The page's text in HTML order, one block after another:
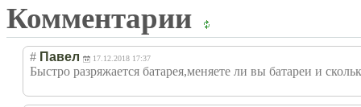
Комментарии
# Павел 17.12.2018 17:37
Быстро разряжается батарея,меняете ли вы батареи и